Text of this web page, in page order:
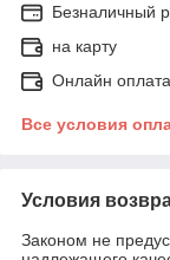
Безналичный
на карту
Онлайн оплата
Все условия
Условия
Законом не